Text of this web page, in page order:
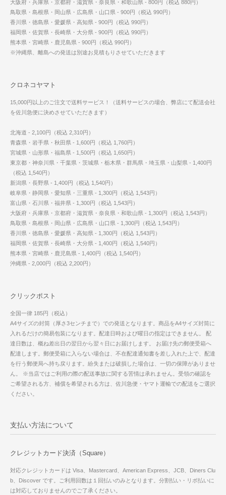
大阪府・兵庫県・京都府・滋賀県・奈良県・和歌山県 - 800円（税込 880円）
鳥取県・島根県・岡山県・広島県・山口県 - 900円（税込 990円）
香川県・徳島県・愛媛県・高知県 - 900円（税込 990円）
福岡県・佐賀県・長崎県・大分県 - 900円（税込 990円）
熊本県・宮崎県・鹿児島県 - 900円（税込 990円）
※沖縄県、離島への発送は別途お見積もりさせていただきます
クロネコヤマト
15,000円以上のご注文で送料サービス！（送料サービスの場合、弊店にて配送会社
を佐川急便に決めさせていただきます）
北海道 - 2,100円（税込 2,310円）
青森県・岩手県・秋田県 - 1,600円（税込 1,760円）
宮城県・山形県・福島県 - 1,500円（税込 1,650円）
東京都・神奈川県・千葉県・茨城県・栃木県・群馬県・埼玉県・山梨県 - 1,400円
（税込 1,540円）
新潟県・長野県 - 1,400円（税込 1,540円）
岐阜県・静岡県・愛知県・三重県 - 1,300円（税込 1,543円）
富山県・石川県・福井県 - 1,300円（税込 1,543円）
大阪府・兵庫県・京都府・滋賀県・奈良県・和歌山県 - 1,300円（税込 1,543円）
鳥取県・島根県・岡山県・広島県・山口県 - 1,300円（税込 1,543円）
香川県・徳島県・愛媛県・高知県 - 1,300円（税込 1,543円）
福岡県・佐賀県・長崎県・大分県 - 1,400円（税込 1,540円）
熊本県・宮崎県・鹿児島県 - 1,400円（税込 1,540円）
沖縄県 - 2,000円（税込 2,200円）
クリックポスト
全国一律 185円（税込）
A4サイズの封筒（厚さ3センチまで）での発送となります。商品をA4サイズ封筒に
入れるだけの簡易包装になります。配達日時および曜日の指定はできません。 配
達日数は、概ね差出日の翌日から翌々日にお届けします。 お届け先の郵便受箱へ
配達します。郵便受箱に入らない場合は、不在配達通知書を差し入れた上で、配達
を行う郵便局へ持ち戻ります。紛失または破損した場合は、一切の保障がありませ
ん。 ※当店ではご利用の際の配送事故に関する苦情は承れません。受領の確認を
ご希望される方、補償を希望される方は、佐川急便・ヤマト運輸での配送をご選択
ください。
支払い方法について
クレジットカード決済（Square）
対応クレジットカードは Visa、Mastercard、American Express、JCB、Diners Clu
b、Discover です。ご利用回数は１回払いのみとなります。分割払い・リボ払いに
は対応しておりませんのでご了承ください。